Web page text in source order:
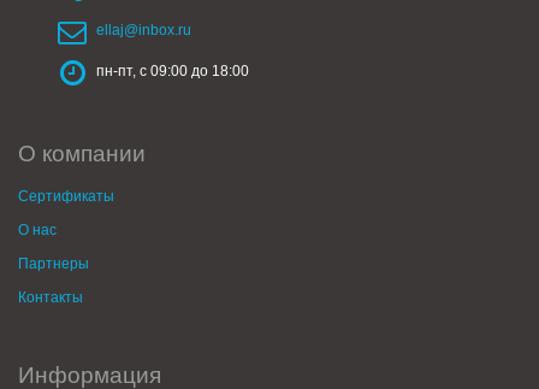
ellaj@inbox.ru
пн-пт, с 09:00 до 18:00
О компании
Сертификаты
О нас
Партнеры
Контакты
Информация